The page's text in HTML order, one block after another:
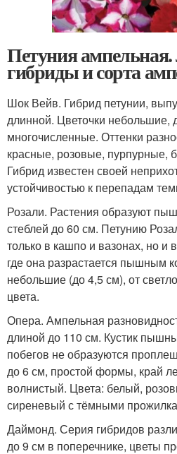
Петуния
гибриды и сорта
Шок Вейв. Гибрид петунии,
длинной. Цветочки небольшие,
многочисленные. Оттенки
красные, розовые, пурпурные,
Гибрид известен своей
устойчивостью к перепадам
Розали. Растения образуют
стеблей до 60 см. Петунию
только в кашпо и вазонах, но и
где она разрастается пышным
небольшие (до 4,5 см), от
цвета.
Опера. Ампельная
длиной до 110 см. Кустик
побегов не образуются
до 6 см, простой формы, край
волнистый. Цвета: белый,
сиреневый с тёмными
Даймонд. Серия гибридов
до 9 см в поперечнике, цветы